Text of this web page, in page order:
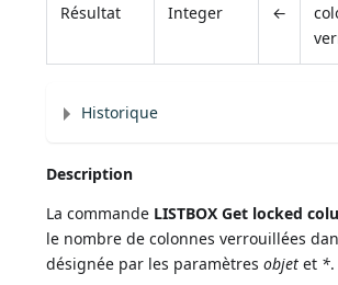
Résultat Integer ←
Historique
Description
La commande LISTBOX Get locked
le nombre de colonnes verrouillées
désignée par les paramètresobjet et *.